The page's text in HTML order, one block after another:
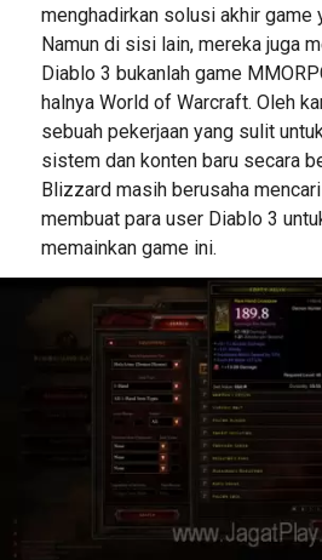
menghadirkan solusi akhir game
Namun di sisi lain, mereka juga
Diablo 3 bukanlah game
halnya World of Warcraft. Oleh
sebuah pekerjaan yang sulit
sistem dan konten baru secara
Blizzard masih berusaha
membuat para user Diablo 3
memainkan game ini.